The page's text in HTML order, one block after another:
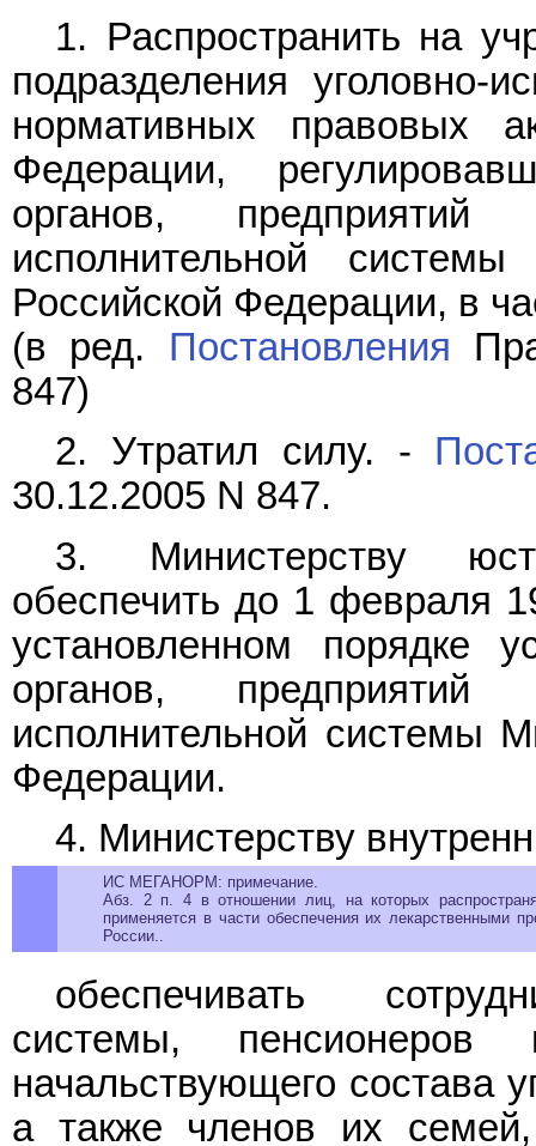
1. Распространить на
подразделения уголовно-
нормативных правовых
Федерации,
органов,
исполнительной
Российской Федерации, в
(в ред. Постановления
847)
2. Утратил силу. -
30.12.2005 N 847.
3. Министерству
обеспечить до 1 февраля
установленном порядке
органов,
исполнительной системы
Федерации.
4. Министерству
ИС МЕГАНОРМ: примечание.
Абз. 2 п. 4 в отношении лиц, на которых
применяется в части обеспечения их лекарственными
России..
обеспечивать
системы,
начальствующего состава
а также членов их